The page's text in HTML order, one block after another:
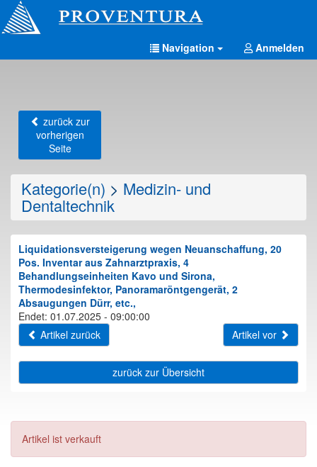
Navigation Anmelden
zurück zur
vorherigen
Seite
Kategorie(n) > Medizin- und
Dentaltechnik
Liquidationsversteigerung wegen Neuanschaffung, 20
Pos. Inventar aus Zahnarztpraxis, 4
Behandlungseinheiten Kavo und Sirona,
Thermodesinfektor, Panoramaröntgengerät, 2
Absaugungen Dürr, etc.,
Endet: 01.07.2025 - 09:00:00
Artikel zurück
Artikel vor
zurück zur Übersicht
Artikel ist verkauft